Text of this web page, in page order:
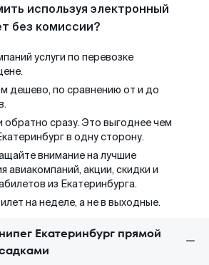
используя электронный
без комиссии?
услуги по перевозке
дешево, по сравнению от и до
обратно сразу. Это выгоднее чем
в одну сторону.
внимание на лучшие
авиакомпаний, акции, скидки и
из Екатеринбурга.
на неделе, а не в выходные.
Екатеринбург прямой